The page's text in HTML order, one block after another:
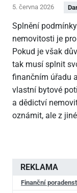
5. června 2026
Splnění
nemovitosti je
Pokud je však
tak musí splnit
finančním úřadu
vlastní bytové
a dědictví
oznámit, ale z
REKLAMA
Finanční